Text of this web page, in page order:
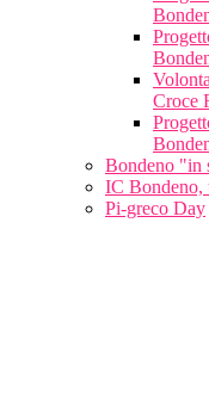
Croce
Bondeno "in
IC Bondeno,
Pi-greco Day